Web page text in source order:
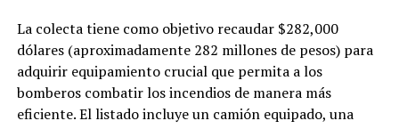
La colecta tiene como objetivo recaudar $282,000
dólares (aproximadamente 282 millones de pesos) para
adquirir equipamiento crucial que permita a los
bomberos combatir los incendios de manera más
eficiente. El listado incluye un camión equipado, una